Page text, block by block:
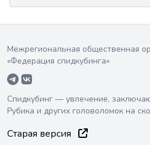
Межрегиональная общественная
«Федерация спидкубинга»
Спидкубинг — увлечение,
Рубика и других головоломок на
Старая версия